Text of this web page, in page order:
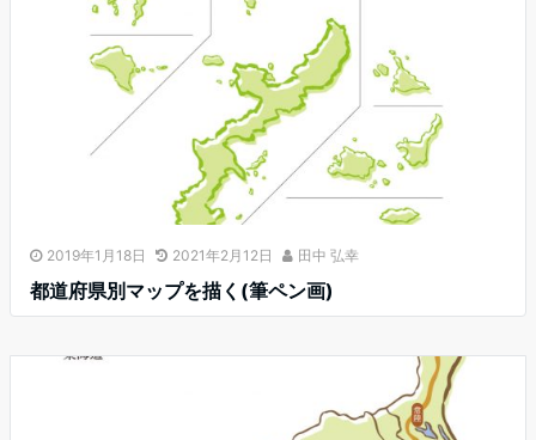
2019年1月18日 2021年2月12日 田中 弘幸
都道府県別マップを描く(筆ペン画)